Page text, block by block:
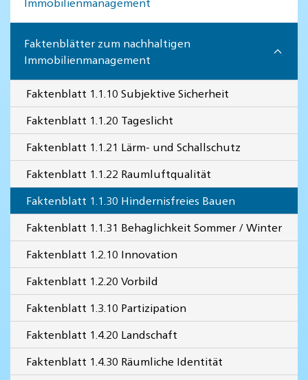
Faktenblätter zum nachhaltigen
Immobilienmanagement
Faktenblatt 1.1.10 Subjektive Sicherheit
Faktenblatt 1.1.20 Tageslicht
Faktenblatt 1.1.21 Lärm- und Schallschutz
Faktenblatt 1.1.22 Raumluftqualität
Faktenblatt 1.1.30 Hindernisfreies Bauen
Faktenblatt 1.1.31 Behaglichkeit Sommer / Winter
Faktenblatt 1.2.10 Innovation
Faktenblatt 1.2.20 Vorbild
Faktenblatt 1.3.10 Partizipation
Faktenblatt 1.4.20 Landschaft
Faktenblatt 1.4.30 Räumliche Identität